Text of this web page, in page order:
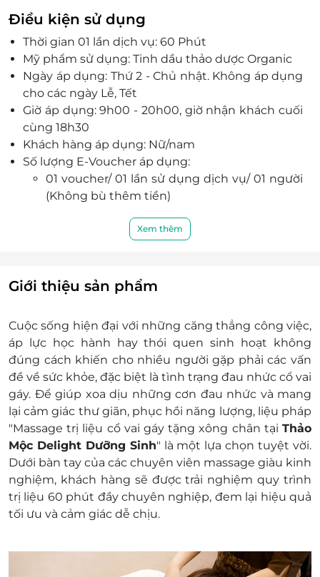
thơm từ các loại thảo mộc, khách hàng sẽ được
tận hưởng một không gian yên tĩnh và thanh
bình.
Đội ngũ nhân viên tại spa đều là những chuyên
gia có tay nghề cao, được đào tạo bài bản về các
liệu pháp dưỡng sinh và massage trị liệu.
Điều kiện sử dụng
Thời gian 01 lần dịch vụ: 60 Phút
Mỹ phẩm sử dụng: Tinh dầu thảo dược Organic
Ngày áp dụng: Thứ 2 - Chủ nhật. Không áp dụng
cho các ngày Lễ, Tết
Giờ áp dụng: 9h00 - 20h00, giờ nhận khách cuối
cùng 18h30
Khách hàng áp dụng: Nữ/nam
Số lượng E-Voucher áp dụng:
01 voucher/ 01 lần sử dụng dịch vụ/ 01 người
(Không bù thêm tiền)
Địa chỉ: 2/224 Trung Kính, Phường Yên Hòa,
quận Cầu Giấy, Hà Nội
Điều kiện khác
E-Voucher/E-Coupon không có giá trị quy
đổi thành tiền mặt, không trả lại tiền thừa.
Không áp dụng đồng thời với chương trình
khuyến mại khác
Giá chưa bao gồm VAT, Khách hàng muốn
lấy hóa đơn vui lòng liên hệ NCC.
Xem thêm
Giới thiệu sản phẩm
Cuộc sống hiện đại với những căng thẳng công việc,
áp lực học hành hay thói quen sinh hoạt không
đúng cách khiến cho nhiều người gặp phải các vấn
đề về sức khỏe, đặc biệt là tình trạng đau nhức cổ vai
gáy. Để giúp xoa dịu những cơn đau nhức và mang
lại cảm giác thư giãn, phục hồi năng lượng, liệu pháp
"Massage trị liệu cổ vai gáy tặng xông chân tại Thảo
Mộc Delight Dưỡng Sinh" là một lựa chọn tuyệt vời.
Dưới bàn tay của các chuyên viên massage giàu kinh
nghiệm, khách hàng sẽ được trải nghiệm quy trình
trị liệu 60 phút đầy chuyên nghiệp, đem lại hiệu quả
tối ưu và cảm giác dễ chịu.